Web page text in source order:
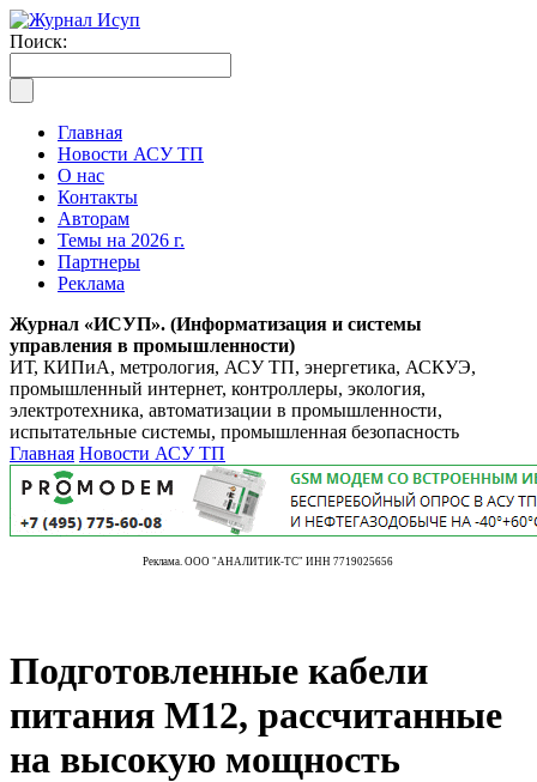
Поиск:
Главная
Новости АСУ ТП
О нас
Контакты
Авторам
Темы на 2026 г.
Партнеры
Реклама
Журнал «ИСУП». (Информатизация и системы
управления в промышленности)
ИТ, КИПиА, метрология, АСУ ТП, энергетика, АСКУЭ,
промышленный интернет, контроллеры, экология,
электротехника, автоматизации в промышленности,
испытательные системы, промышленная безопасность
Главная Новости АСУ ТП
Реклама. ООО "АНАЛИТИК-ТС" ИНН 7719025656
Подготовленные кабели
питания M12, рассчитанные
на высокую мощность